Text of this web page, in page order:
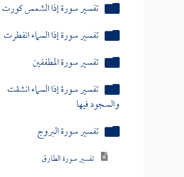
تفسير سورة سبح اسم ربك الأعلى
تفسير سورة الغاشية
تفسير سورة والفجر
تفسير سورة البلد
تفسير سورة الشمس وضحاها
تفسير سورة والليل إذا يغشى